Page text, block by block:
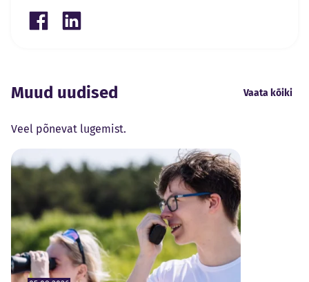
Share on Facebook
Share on LinkedIn
Muud uudised Vaata kõiki
Veel põnevat lugemist.